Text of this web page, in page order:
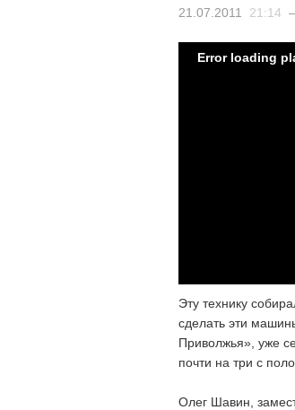
21.07.2011 21:14
Error loading
Эту технику
сделать эти
Приволжья», уже
почти на три с
Олег Шавин,